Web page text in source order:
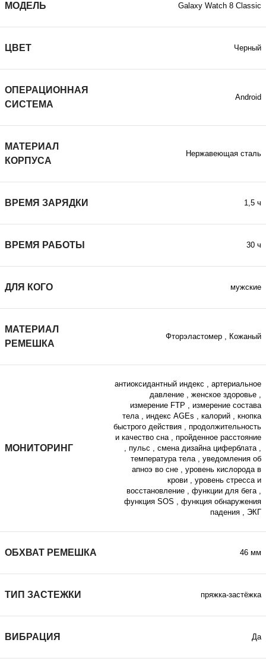
МОДЕЛЬ Galaxy Watch 8 Classic
ЦВЕТ Черный
ОПЕРАЦИОННАЯ
СИСТЕМА
Android
МАТЕРИАЛ
КОРПУСА
Нержавеющая сталь
ВРЕМЯ ЗАРЯДКИ 1,5 ч
ВРЕМЯ РАБОТЫ 30 ч
ДЛЯ КОГО мужские
МАТЕРИАЛ
РЕМЕШКА
Фторэластомер , Кожаный
МОНИТОРИНГ
антиоксидантный индекс , артериальное
давление , женское здоровье ,
измерение FTP , измерение состава
тела , индекс AGEs , калорий , кнопка
быстрого действия , продолжительность
и качество сна , пройденное расстояние
, пульс , смена дизайна циферблата ,
температура тела , уведомления об
апноэ во сне , уровень кислорода в
крови , уровень стресса и
восстановление , функции для бега ,
функция SOS , функция обнаружения
падения , ЭКГ
ОБХВАТ РЕМЕШКА 46 мм
ТИП ЗАСТЕЖКИ пряжка-застёжка
ВИБРАЦИЯ Да